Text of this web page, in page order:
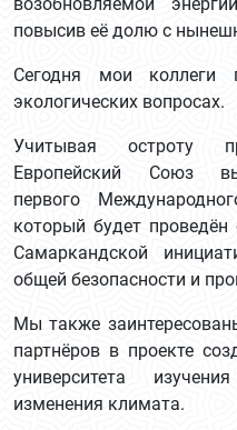
повысив её долю с
Сегодня мои коллеги
экологических вопросах.
Учитывая остроту
Европейский Союз
первого
который будет
Самаркандской
общей безопасности и
Мы также
партнёров в проекте
университета
изменения климата.